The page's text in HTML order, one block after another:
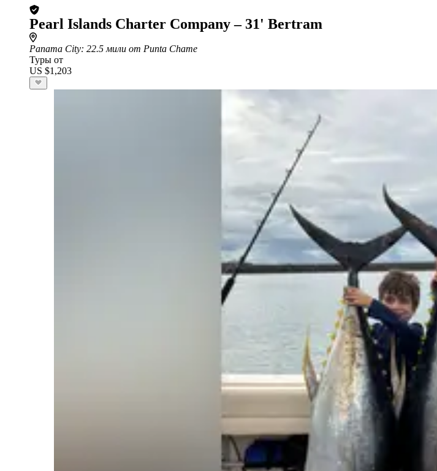
Pearl Islands Charter Company – 31' Bertram
Panama City: 22.5 мили от Punta Chame
Туры от
US $1,203